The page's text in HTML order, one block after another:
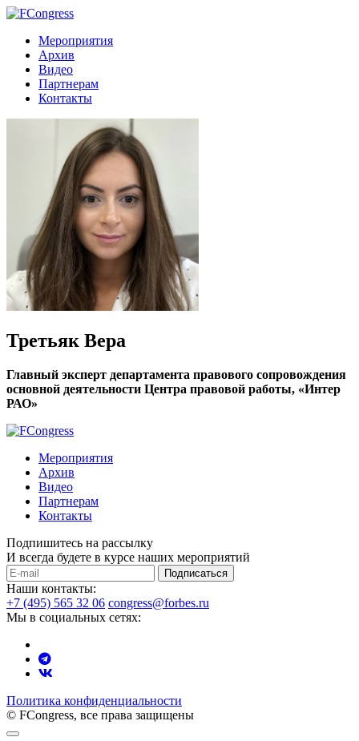
Мероприятия
Архив
Видео
Партнерам
Контакты
Третьяк Вера
Главный эксперт департамента правового сопровождения
основной деятельности Центра правовой работы, «Интер
РАО»
Мероприятия
Архив
Видео
Партнерам
Контакты
Подпишитесь на рассылку
И всегда будете в курсе наших мероприятий
Подписаться
Наши контакты:
+7 (495) 565 32 06 congress@forbes.ru
Мы в социальных сетях:
Политика конфиденциальности
© FCongress, все права защищены